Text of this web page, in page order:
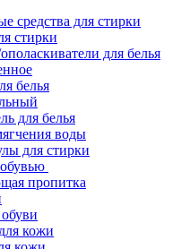
средства для стирки
стирки
для белья
белья
для белья
воды
для стирки
пропитка
кожи